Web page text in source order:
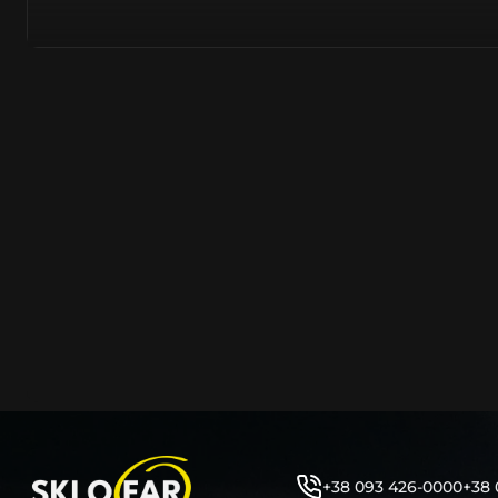
полімерів. Надходять від виробників цілком новими
отвори, зазори між герметиком тощо – всі ці фактори
герметичність фари під час експлуатації.+38 093 426-0000+38